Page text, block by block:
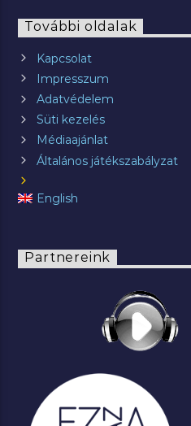
További oldalak
Kapcsolat
Impresszum
Adatvédelem
Süti kezelés
Médiaajánlat
Általános játékszabályzat
English
Partnereink